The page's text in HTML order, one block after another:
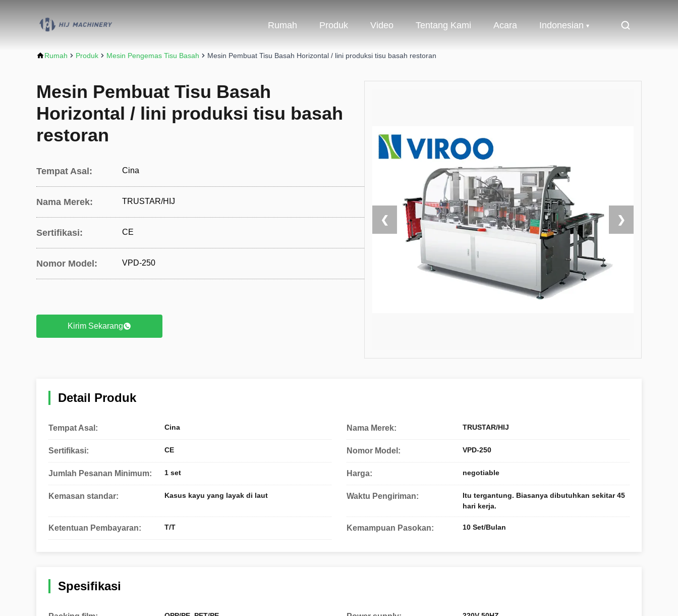
Rumah Produk Video Tentang Kami Acara Indonesian
Rumah Produk Mesin Pengemas Tisu Basah Mesin Pembuat Tisu Basah Horizontal / lini produksi tisu basah restoran
❮ ❯
Mesin Pembuat Tisu Basah
Horizontal / lini produksi tisu basah
restoran
Tempat Asal: Cina
Nama Merek: TRUSTAR/HIJ
Sertifikasi: CE
Nomor Model: VPD-250
Kirim Sekarang
Detail Produk
Tempat Asal: Cina Nama Merek: TRUSTAR/HIJ
Sertifikasi: CE Nomor Model: VPD-250
Jumlah Pesanan Minimum: 1 set Harga: negotiable
Kemasan standar: Kasus kayu yang layak di laut Waktu Pengiriman:
Itu tergantung. Biasanya dibutuhkan sekitar 45
hari kerja.
Ketentuan Pembayaran: T/T Kemampuan Pasokan: 10 Set/Bulan
Spesifikasi